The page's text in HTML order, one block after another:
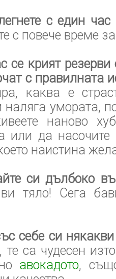
с един
с повече време
се крият резерви
с правилната
каква е
наляга умората,
наново
или да
наистина
си дълбоко
тяло! Сега
себе си
са чудесен
авокадото,